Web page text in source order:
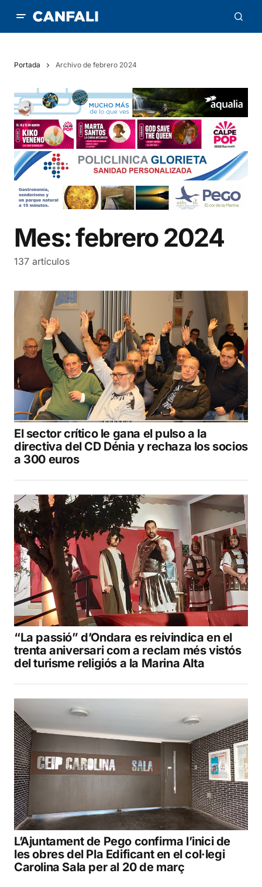
Portada Archivo de febrero 2024
Mes:febrero 2024
137 artículos
El sector crítico le gana el pulso a la
directiva del CD Dénia y rechaza los socios
a 300 euros
“La passió” d’Ondara es reivindica en el
trenta aniversari com a reclam més vistós
del turisme religiós a la Marina Alta
L’Ajuntament de Pego confirma l’inici de
les obres del Pla Edificant en el col·legi
Carolina Sala per al 20 de març